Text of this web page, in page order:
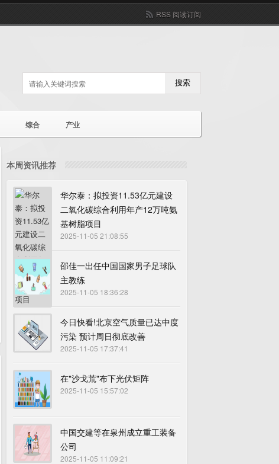
RSS 阅读订阅
搜索
综合 产业
本周资讯推荐
华尔泰：拟投资11.53亿元建设
二氧化碳综合利用年产12万吨氨
基树脂项目
2025-11-05 21:08:55
邵佳一出任中国国家男子足球队
主教练
2025-11-05 18:36:28
今日快看!北京空气质量已达中度
污染 预计周日彻底改善
2025-11-05 17:37:41
在"沙戈荒"布下光伏矩阵
2025-11-05 15:57:02
中国交建等在泉州成立重工装备
公司
2025-11-05 11:09:21